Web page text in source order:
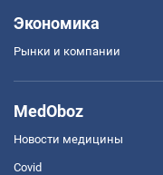
Экономика
Рынки и компании
MedOboz
Новости медицины
Covid